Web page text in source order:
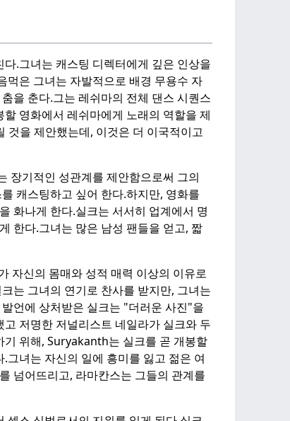
다.그녀는 캐스팅 디렉터에게 깊은 인상을
먹은 그녀는 자발적으로 배경 무용수 자
을 춘다.그는 레쉬마의 전체 댄스 시퀀스
영화에서 레쉬마에게 노래의 역할을 제
것을 제안했는데, 이것은 더 이국적이고
장기적인 성관계를 제안함으로써 그의
캐스팅하고 싶어 한다.하지만, 영화를
화나게 한다.실크는 서서히 업계에서 명
한다.그녀는 많은 남성 팬들을 얻고, 짧
자신의 몸매와 성적 매력 이상의 이유로
는 그녀의 연기로 찬사를 받지만, 그녀는
언에 상처받은 실크는 "더러운 사진"을
저명한 저널리스트 네일라가 실크와 두
기 위해, Suryakanth는 실크를 곧 개봉할
.그녀는 자신의 일에 흥미를 잃고 젊은 여
넘어뜨리고, 라마칸스는 그들의 관계를